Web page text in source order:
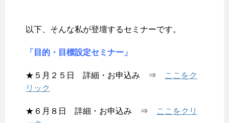
以下、そんな私が登壇するセミナーです。
「目的・目標設定セミナー」
★５月２５日 詳細・お申込み ⇒
ここをク
リック
★６月８日 詳細・お申込み ⇒
ここをクリ